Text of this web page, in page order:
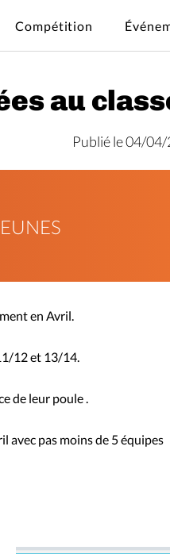
Compétition
au
Publié le 04/
en Avril.
12 et 13/14.
de leur poule .
avec pas moins de 5 équipes